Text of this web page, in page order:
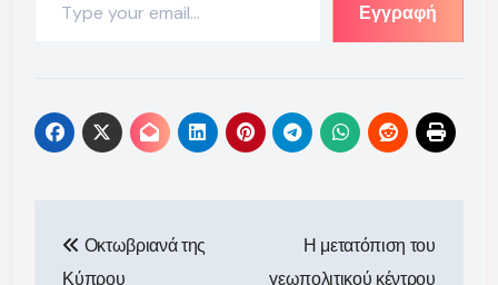
Εγγραφή
άρθρων
Οκτωβριανά της
Κύπρου
Η μετατόπιση του
γεωπολιτικού κέντρου